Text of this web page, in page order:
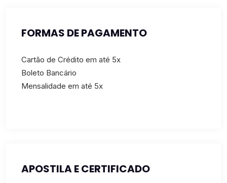
FORMAS DE PAGAMENTO
Cartão de Crédito em até 5x
Boleto Bancário
Mensalidade em até 5x
APOSTILA E CERTIFICADO